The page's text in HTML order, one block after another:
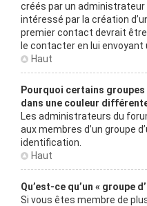
créés par un
intéressé par la création
premier contact devrait
le contacter en lui envoyant
Haut
Pourquoi certains
dans une couleur
Les administrateurs du
aux membres d’un groupe
identification.
Haut
Qu’est-ce qu’un « groupe
Si vous êtes membre de